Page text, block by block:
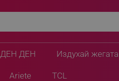
ДЕН Издухай жегата
Ariete TCL
Adler AD 4499, Стоманена